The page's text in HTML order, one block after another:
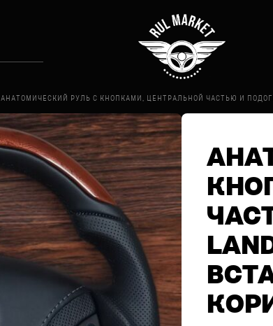
АНАТОМИЧЕСКИЙ РУЛЬ С КНОПКАМИ, ЦЕНТРАЛЬНОЙ ЧАСТЬЮ И